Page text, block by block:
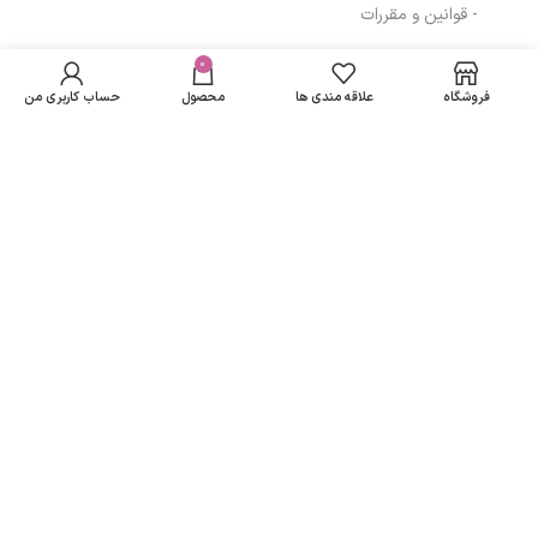
- قوانین و مقررات
مسیرهای ارتباطی
زنانه هیدرودرم مدل
Pure Clean حجم
تومان
باشد فروشگاه علاقه مندی ها
0
محصول حساب کاربری من